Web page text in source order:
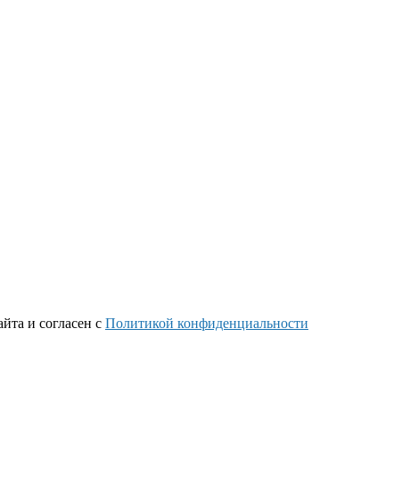
и согласен с Политикой конфиденциальности